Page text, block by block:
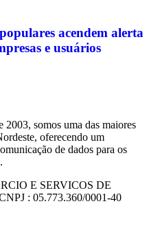
acendem alerta
e usuários
somos uma das maiores
oferecendo um
de dados para os
E SERVICOS DE
: 05.773.360/0001-40